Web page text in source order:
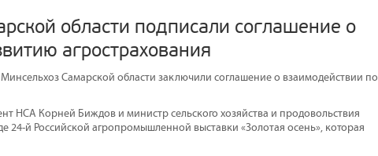
области подписали соглашение о
агрострахования
Самарской области заключили соглашение о взаимодействии по
НСА Корней Биждов и министр сельского хозяйства и продовольствия
24-й Российской агропромышленной выставки «Золотая осень», которая